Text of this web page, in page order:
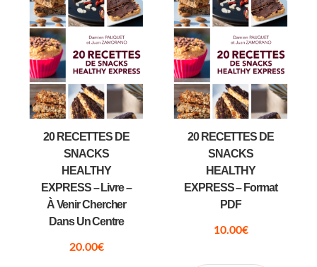
20 RECETTES DE
SNACKS
HEALTHY
EXPRESS – Livre –
À Venir Chercher
Dans Un Centre
20.00€
20 RECETTES DE
SNACKS
HEALTHY
EXPRESS – Format
PDF
10.00€